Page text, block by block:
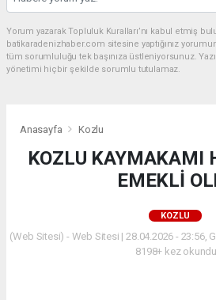
Yorum yazarak Topluluk Kuralları’nı kabul etmiş
batikaradenizhaber.com sitesine yaptığınız
tüm sorumluluğu tek başınıza üstleniyorsunuz.
yönetimi hiçbir şekilde sorumlu tutulamaz.
Anasayfa Kozlu
KOZLU KAYMAKAMI
EMEKLİ
KOZLU
(Web Sitesi) - Web Sitesi | 28.04.2026 - 23:56,
8198+ kez